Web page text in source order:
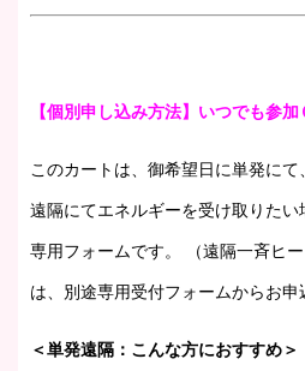
【個別申し込み方法】いつでも参加
このカートは、御希望日に単発にて
遠隔にてエネルギーを受け取りた
専用フォームです。 （遠隔一斉ヒ
は、別途専用受付フォームからお申
＜単発遠隔：こんな方におすすめ＞